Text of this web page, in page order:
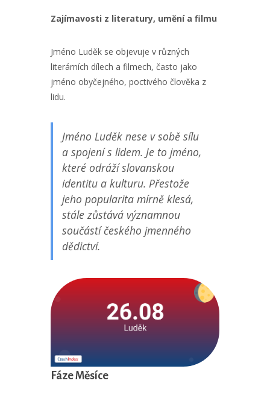
Zajímavosti z literatury, umění a filmu
Jméno Luděk se objevuje v různých
literárních dílech a filmech, často jako
jméno obyčejného, poctivého člověka z
lidu.
Jméno Luděk nese v sobě sílu
a spojení s lidem. Je to jméno,
které odráží slovanskou
identitu a kulturu. Přestože
jeho popularita mírně klesá,
stále zůstává významnou
součástí českého jmenného
dědictví.
Fáze Měsíce